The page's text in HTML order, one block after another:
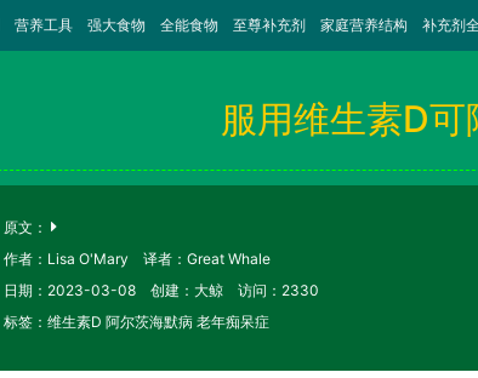
营养工具 强大食物 全能食物 至尊补充剂 家庭营养结构 补充剂
服用维生素D
原文：
作者：Lisa O'Mary 译者：Great Whale
日期：2023-03-08 创建：大鲸 访问：2330
标签：维生素D 阿尔茨海默病 老年痴呆症